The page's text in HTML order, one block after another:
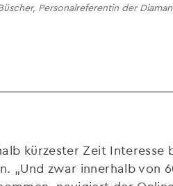
Personalreferentin der
kürzester Zeit Interesse
„Und zwar innerhalb von